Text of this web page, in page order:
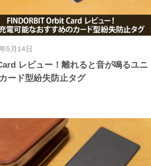
5月14日
レビュー！離れると音が鳴るユニ
ード型紛失防止タグ